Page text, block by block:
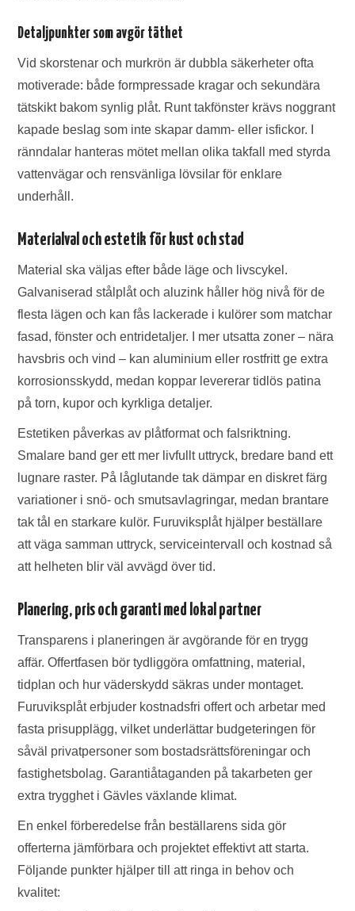
Detaljpunkter som avgör täthet
Vid skorstenar och murkrön är dubbla säkerheter ofta
motiverade: både formpressade kragar och sekundära
tätskikt bakom synlig plåt. Runt takfönster krävs noggrant
kapade beslag som inte skapar damm- eller isfickor. I
ränndalar hanteras mötet mellan olika takfall med styrda
vattenvägar och rensvänliga lövsilar för enklare
underhåll.
Materialval och estetik för kust och stad
Material ska väljas efter både läge och livscykel.
Galvaniserad stålplåt och aluzink håller hög nivå för de
flesta lägen och kan fås lackerade i kulörer som matchar
fasad, fönster och entridetaljer. I mer utsatta zoner – nära
havsbris och vind – kan aluminium eller rostfritt ge extra
korrosionsskydd, medan koppar levererar tidlös patina
på torn, kupor och kyrkliga detaljer.
Estetiken påverkas av plåtformat och falsriktning.
Smalare band ger ett mer livfullt uttryck, bredare band ett
lugnare raster. På låglutande tak dämpar en diskret färg
variationer i snö- och smutsavlagringar, medan brantare
tak tål en starkare kulör. Furuviksplåt hjälper beställare
att väga samman uttryck, serviceintervall och kostnad så
att helheten blir väl avvägd över tid.
Planering, pris och garanti med lokal partner
Transparens i planeringen är avgörande för en trygg
affär. Offertfasen bör tydliggöra omfattning, material,
tidplan och hur väderskydd säkras under montaget.
Furuviksplåt erbjuder kostnadsfri offert och arbetar med
fasta prisupplägg, vilket underlättar budgeteringen för
såväl privatpersoner som bostadsrättsföreningar och
fastighetsbolag. Garantiåtaganden på takarbeten ger
extra trygghet i Gävles växlande klimat.
En enkel förberedelse från beställarens sida gör
offerterna jämförbara och projektet effektivt att starta.
Följande punkter hjälper till att ringa in behov och
kvalitet: